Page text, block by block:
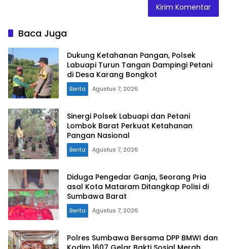
Baca Juga
Dukung Ketahanan Pangan, Polsek
Labuapi Turun Tangan Dampingi Petani
di Desa Karang Bongkot
Berita Agustus 7, 2026
Sinergi Polsek Labuapi dan Petani
Lombok Barat Perkuat Ketahanan
Pangan Nasional
Berita Agustus 7, 2026
Diduga Pengedar Ganja, Seorang Pria
asal Kota Mataram Ditangkap Polisi di
Sumbawa Barat
Berita Agustus 7, 2026
Polres Sumbawa Bersama DPP BMWI dan